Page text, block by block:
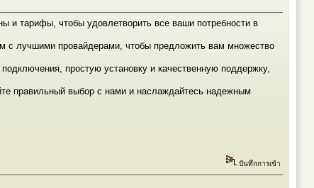
и тарифы, чтобы удовлетворить все ваши потребности в
с лучшими провайдерами, чтобы предложить вам множество
простую установку и качественную поддержку,
правильный выбор с нами и наслаждайтесь надежным
บันทึกการเข้า